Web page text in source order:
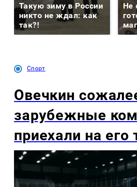
Такую зиму в России
никто не ждал: как
так?!
Не
Спорт
Овечкин
зарубежные
приехали на его